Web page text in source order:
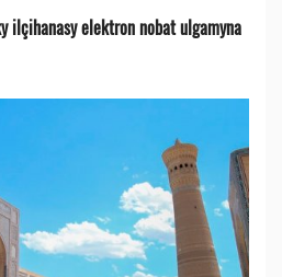
ilçihanasy elektron nobat ulgamyna